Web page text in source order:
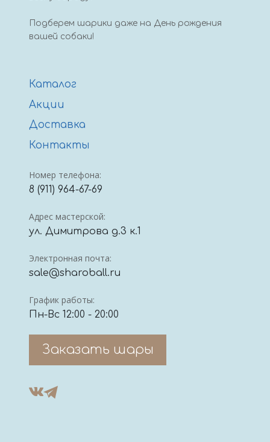
Подберем шарики даже на День рождения
вашей собаки!
Каталог
Акции
Доставка
Контакты
Номер телефона:
8 (911) 964-67-69
Адрес мастерской:
ул. Димитрова д.3 к.1
Электронная почта:
sale@sharoball.ru
График работы:
Пн-Вс 12:00 - 20:00
Заказать шары